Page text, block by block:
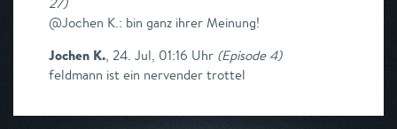
@Jochen K.: bin ganz ihrer Meinung!
Jochen K., 24. Jul, 01:16 Uhr (Episode 4)
feldmann ist ein nervender trottel